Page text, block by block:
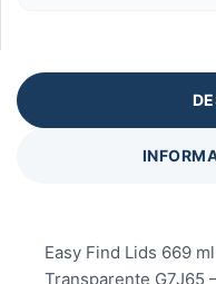
Easy Find Lids 669
Transparente G7J65